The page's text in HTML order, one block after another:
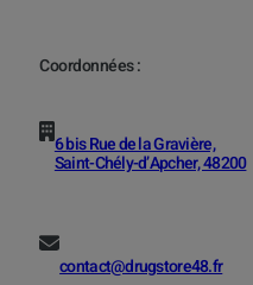
Coordonnées :
6 bis Rue de la Gravière,
Saint-Chély-d’Apcher, 48200
contact@drugstore48.fr